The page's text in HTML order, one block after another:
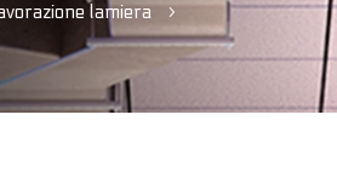
lamiera 5